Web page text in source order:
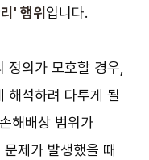
' 행위 입니다.
정의가 모호할 경우,
해석하려 다투게 될
해배상 범위가
제가 발생했을 때